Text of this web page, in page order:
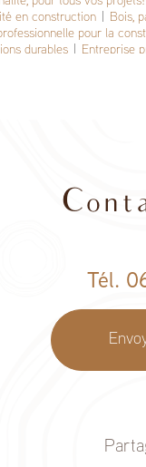
en construction Bois,
pour la
durables
Entreprise
Tél.